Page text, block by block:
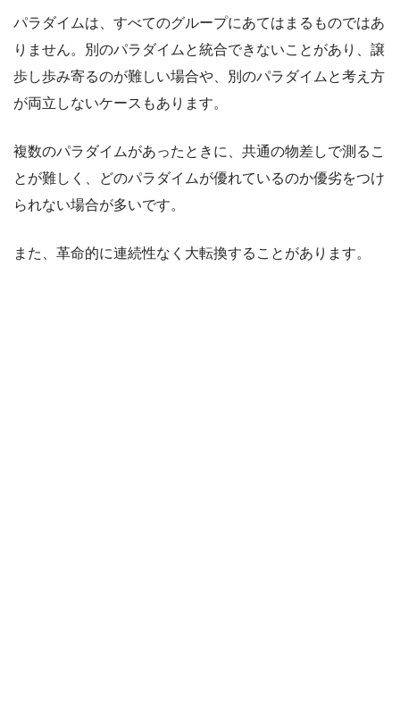
パラダイムは、すべてのグループにあてはまるものではあ
りません。別のパラダイムと統合できないことがあり、譲
歩し歩み寄るのが難しい場合や、別のパラダイムと考え方
が両立しないケースもあります。
複数のパラダイムがあったときに、共通の物差しで測るこ
とが難しく、どのパラダイムが優れているのか優劣をつけ
られない場合が多いです。
また、革命的に連続性なく大転換することがあります。